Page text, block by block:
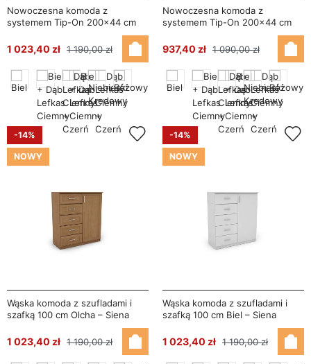
Nowoczesna komoda z
systemem Tip-On 200×44 cm
1 023,40 zł 1 190,00 zł
Nowoczesna komoda z
systemem Tip-On 200×44 cm
937,40 zł 1 090,00 zł
-14%
NOWY
Wąska komoda z szufladami i
szafką 100 cm Olcha – Siena
1 023,40 zł 1 190,00 zł
-14%
NOWY
Wąska komoda z szufladami i
szafką 100 cm Biel – Siena
1 023,40 zł 1 190,00 zł